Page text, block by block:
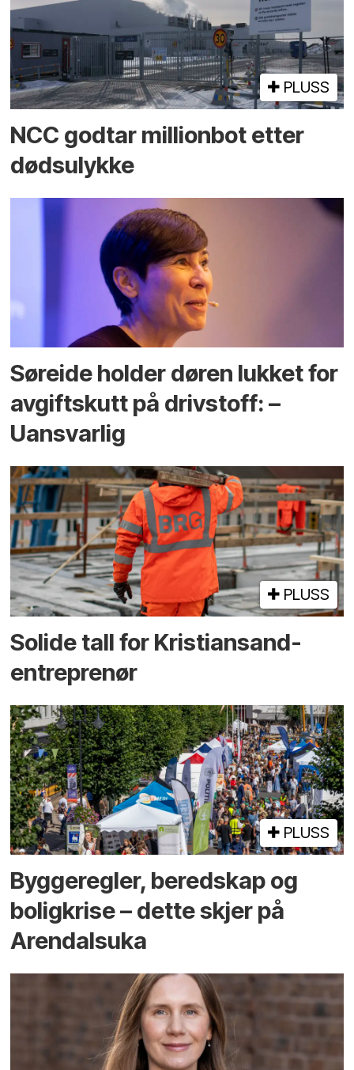
PLUSS
NCC godtar millionbot etter
dødsulykke
Søreide holder døren lukket for
avgiftskutt på drivstoff: –
Uansvarlig
PLUSS
Solide tall for Kristiansand-
entreprenør
PLUSS
Bygge­regler, beredskap og
bolig­krise – dette skjer på
Arendals­uka